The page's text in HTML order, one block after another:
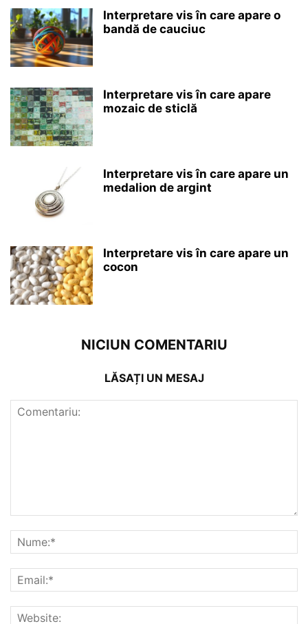
Interpretare vis în care apare o
bandă de cauciuc
Interpretare vis în care apare
mozaic de sticlă
Interpretare vis în care apare un
medalion de argint
Interpretare vis în care apare un
cocon
NICIUN COMENTARIU
LĂSAȚI UN MESAJ